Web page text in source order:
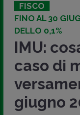
FISCO
FINO AL 30
DELLO 0,1%
IMU:
caso di
giugno